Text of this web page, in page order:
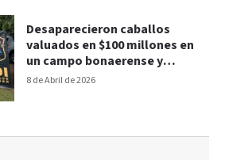
8 de Abril de 2026
Desaparecieron caballos
valuados en $100 millones en
un campo bonaerense y
sospechan del administrador